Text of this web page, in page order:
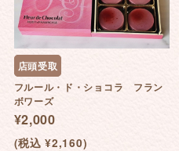
店頭受取
フルール・ド・ショコラ フラン
ボワーズ
¥2,000
(税込 ¥2,160)